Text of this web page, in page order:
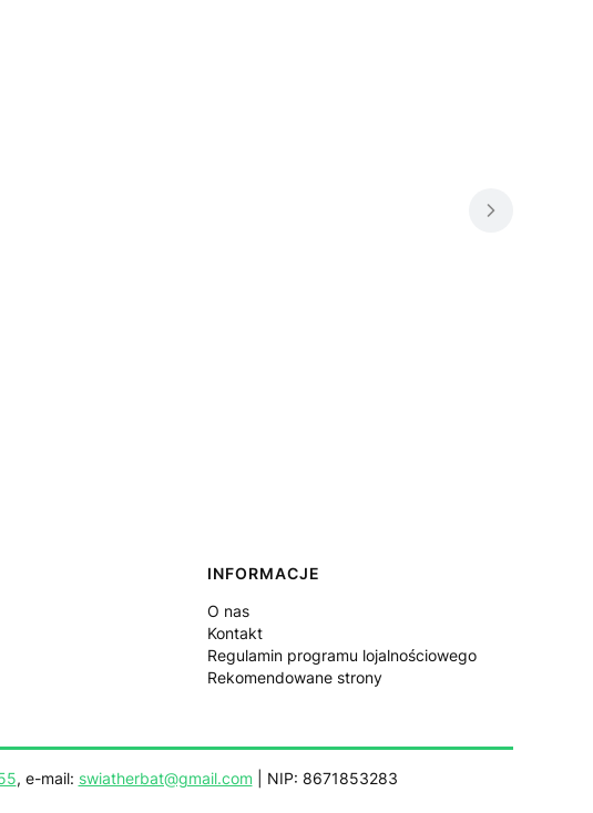
INFORMACJE
O nas
Kontakt
Regulamin programu lojalnościowego
Rekomendowane strony
, e-mail: swiatherbat@gmail.com | NIP: 8671853283